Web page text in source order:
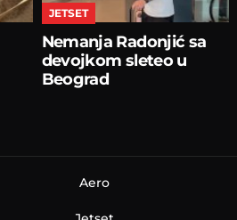
JETSET
Nemanja Radonjić sa
devojkom sleteo u
Beograd
Aero